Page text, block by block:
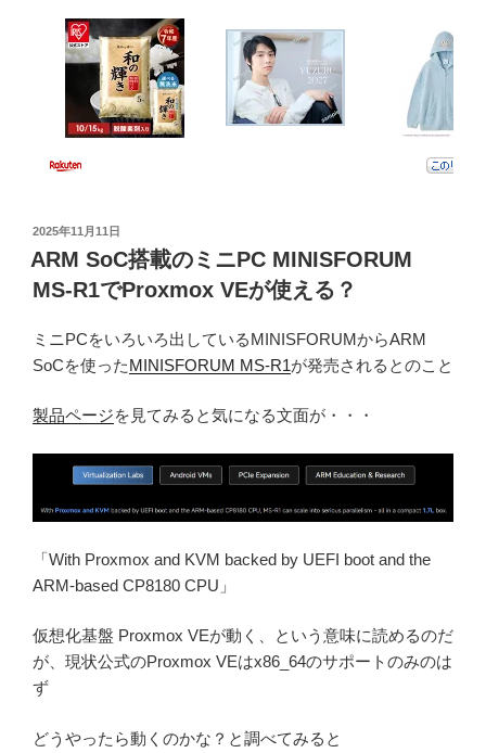
投
稿
日:
2025年11月11日
ARM SoC搭載のミニPC MINISFORUM
MS-R1でProxmox VEが使える？
ミニPCをいろいろ出しているMINISFORUMからARM
SoCを使ったMINISFORUM MS-R1が発売されるとのこと
製品ページを見てみると気になる文面が・・・
「With Proxmox and KVM backed by UEFI boot and the
ARM-based CP8180 CPU」
仮想化基盤 Proxmox VEが動く、という意味に読めるのだ
が、現状公式のProxmox VEはx86_64のサポートのみのは
ず
どうやったら動くのかな？と調べてみると